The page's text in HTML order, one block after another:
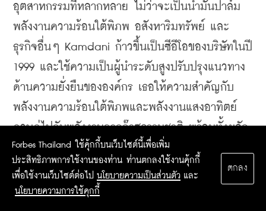
อุตสาหกรรมที่หลากหลาย ไม่ว่าจะเป็นน้ำมันปาล์ม
พลังงานความร้อนใต้พิภพ อสังหาริมทรัพย์ และ
ธุรกิจอื่นๆ Kamdani ก้าวขึ้นเป็นซีอีโอของบริษัทในปี
1999 และใช้ความเป็นผู้นำระดับสูงปรับปรุงแนวทาง
ด้านความยั่งยืนขององค์กร เธอให้ความสำคัญกับ
พลังงานความร้อนใต้พิภพและพลังงานแสงอาทิตย์
ควบคู่ไปกับพลังงานจากก๊าซธรรมชาติ พร้อมทั้งผลัก
ดันให้ธุรกิจน้ำมันปาล์มได้รับการรับรองด้านความ
ยั่งยืน ปัจจุบัน Kamdani นั่งเป็นประธานสมาคม
นายจ้างอินโดนีเซีย (Apindo) และเคยเป็นประธาน
Forbes Thailand ใช้คุ้กกี้บนเว็บไซต์นี้เพื่อเพิ่ม
ประสิทธิภาพการใช้งานของท่าน ท่านตกลงใช้งานคุ้กกี้
เพื่อใช้งานเว็บไซต์ต่อไป นโยบายความเป็นส่วนตัว และ
นโยบายความการใช้คุกกี้
ตกลง